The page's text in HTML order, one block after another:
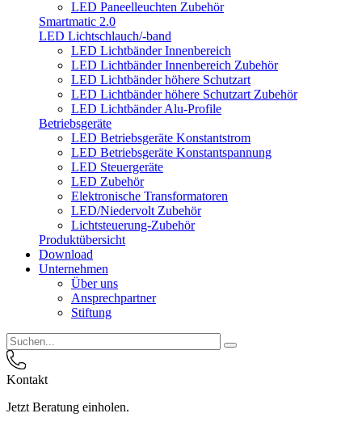
LED Paneelleuchten Zubehör
Smartmatic 2.0
LED Lichtschlauch/-band
LED Lichtbänder Innenbereich
LED Lichtbänder Innenbereich Zubehör
LED Lichtbänder höhere Schutzart
LED Lichtbänder höhere Schutzart Zubehör
LED Lichtbänder Alu-Profile
Betriebsgeräte
LED Betriebsgeräte Konstantstrom
LED Betriebsgeräte Konstantspannung
LED Steuergeräte
LED Zubehör
Elektronische Transformatoren
LED/Niedervolt Zubehör
Lichtsteuerung-Zubehör
Produktübersicht
Download
Unternehmen
Über uns
Ansprechpartner
Stiftung
Kontakt
Jetzt Beratung einholen.